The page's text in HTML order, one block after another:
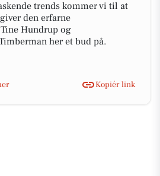
trends kommer vi til at
den erfarne
Hundrup og
her et bud på.
Kopiér link